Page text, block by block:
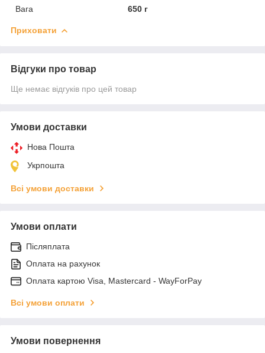
Вага
650 г
Приховати
Відгуки про товар
Ще немає відгуків про цей товар
Умови доставки
Нова Пошта
Укрпошта
Всі умови доставки
Умови оплати
Післяплата
Оплата на рахунок
Оплата картою Visa, Mastercard - WayForPay
Всі умови оплати
Умови повернення